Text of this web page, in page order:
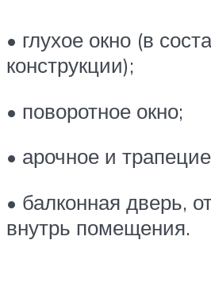
• глухое окно (в
конструкции);
• поворотное окно;
• арочное и
• балконная дверь,
внутрь помещения.